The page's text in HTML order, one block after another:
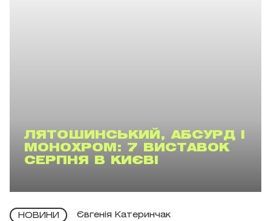
ЛЯТОШИНСЬКИЙ, АБСУРД І
МОНОХРОМ: 7 ВИСТАВОК
СЕРПНЯ В КИЄВІ
НОВИНИ Євгенія Катеринчак